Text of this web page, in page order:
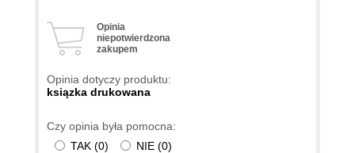
się dość przyjemnie, choć miejscami wydaje się
być zbyt szablonowa. Jednak dzięki niej w pełni
Dreamweavera i stworzyłem swój pierwszy,
Opinia
niepotwierdzona
zakupem
Opinia dotyczy produktu:
ksiązka drukowana
Czy opinia była pomocna:
TAK (0) NIE (0)